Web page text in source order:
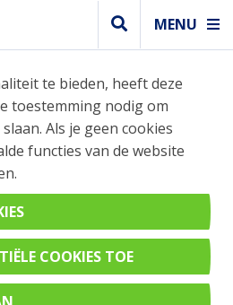
MENU
keuken
KEUKEN
HANDGREPEN
HOUTEN
EN
te bieden, heeft deze
toestemming nodig om
Als je geen cookies
functies van de website